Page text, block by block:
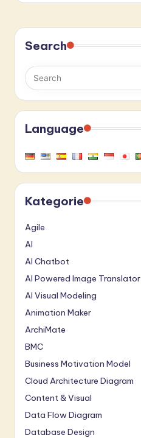
Search
Language
Kategorie
Agile
AI
AI Chatbot
AI Powered Image Translator
AI Visual Modeling
Animation Maker
ArchiMate
BMC
Business Motivation Model
Cloud Architecture Diagram
Content & Visual
Data Flow Diagram
Database Design